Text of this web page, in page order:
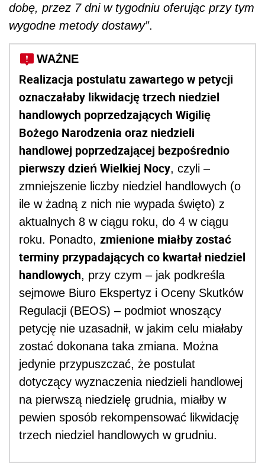
dobę, przez 7 dni w tygodniu oferując przy tym
wygodne metody dostawy”.
WAŻNE
Realizacja postulatu zawartego w petycji
oznaczałaby likwidację trzech niedziel
handlowych poprzedzających Wigilię
Bożego Narodzenia oraz niedzieli
handlowej poprzedzającej bezpośrednio
pierwszy dzień Wielkiej Nocy, czyli –
zmniejszenie liczby niedziel handlowych (o
ile w żadną z nich nie wypada święto) z
aktualnych 8 w ciągu roku, do 4 w ciągu
roku. Ponadto, zmienione miałby zostać
terminy przypadających co kwartał niedziel
handlowych, przy czym – jak podkreśla
sejmowe Biuro Ekspertyz i Oceny Skutków
Regulacji (BEOS) – podmiot wnoszący
petycję nie uzasadnił, w jakim celu miałaby
zostać dokonana taka zmiana. Można
jedynie przypuszczać, że postulat
dotyczący wyznaczenia niedzieli handlowej
na pierwszą niedzielę grudnia, miałby w
pewien sposób rekompensować likwidację
trzech niedziel handlowych w grudniu.